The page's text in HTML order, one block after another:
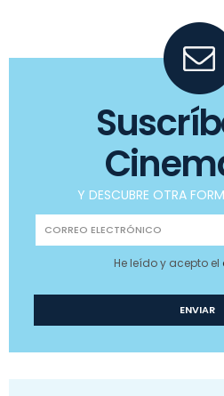
Y DESCUBRE OTRA
He leído y acepto el